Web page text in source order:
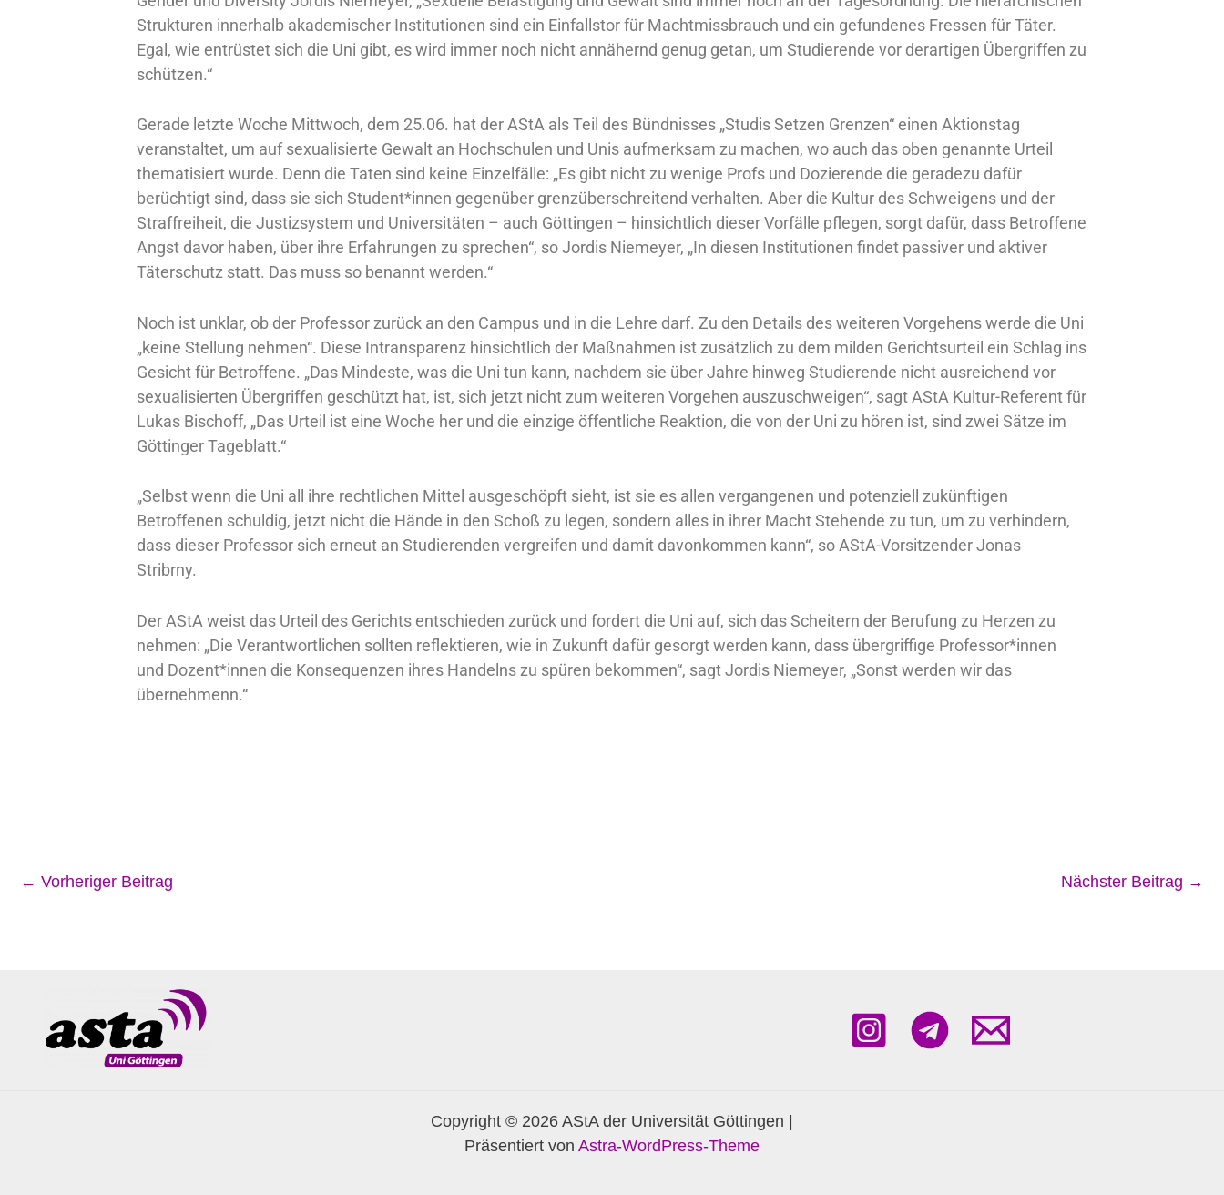
Strukturen innerhalb akademischer Institutionen sind ein Einfallstor für Machtmissbrauch und ein gefundenes Fressen für Täter.
Egal, wie entrüstet sich die Uni gibt, es wird immer noch nicht annähernd genug getan, um Studierende vor derartigen Übergriffen zu
schützen.“
Gerade letzte Woche Mittwoch, dem 25.06. hat der AStA als Teil des Bündnisses „Studis Setzen Grenzen“ einen Aktionstag
veranstaltet, um auf sexualisierte Gewalt an Hochschulen und Unis aufmerksam zu machen, wo auch das oben genannte Urteil
thematisiert wurde. Denn die Taten sind keine Einzelfälle: „Es gibt nicht zu wenige Profs und Dozierende die geradezu dafür
berüchtigt sind, dass sie sich Student*innen gegenüber grenzüberschreitend verhalten. Aber die Kultur des Schweigens und der
Straffreiheit, die Justizsystem und Universitäten – auch Göttingen – hinsichtlich dieser Vorfälle pflegen, sorgt dafür, dass Betroffene
Angst davor haben, über ihre Erfahrungen zu sprechen“, so Jordis Niemeyer, „In diesen Institutionen findet passiver und aktiver
Täterschutz statt. Das muss so benannt werden.“
Noch ist unklar, ob der Professor zurück an den Campus und in die Lehre darf. Zu den Details des weiteren Vorgehens werde die Uni
„keine Stellung nehmen“. Diese Intransparenz hinsichtlich der Maßnahmen ist zusätzlich zu dem milden Gerichtsurteil ein Schlag ins
Gesicht für Betroffene. „Das Mindeste, was die Uni tun kann, nachdem sie über Jahre hinweg Studierende nicht ausreichend vor
sexualisierten Übergriffen geschützt hat, ist, sich jetzt nicht zum weiteren Vorgehen auszuschweigen“, sagt AStA Kultur-Referent für
Lukas Bischoff, „Das Urteil ist eine Woche her und die einzige öffentliche Reaktion, die von der Uni zu hören ist, sind zwei Sätze im
Göttinger Tageblatt.“
„Selbst wenn die Uni all ihre rechtlichen Mittel ausgeschöpft sieht, ist sie es allen vergangenen und potenziell zukünftigen
Betroffenen schuldig, jetzt nicht die Hände in den Schoß zu legen, sondern alles in ihrer Macht Stehende zu tun, um zu verhindern,
dass dieser Professor sich erneut an Studierenden vergreifen und damit davonkommen kann“, so AStA-Vorsitzender Jonas
Stribrny.
Der AStA weist das Urteil des Gerichts entschieden zurück und fordert die Uni auf, sich das Scheitern der Berufung zu Herzen zu
nehmen: „Die Verantwortlichen sollten reflektieren, wie in Zukunft dafür gesorgt werden kann, dass übergriffige Professor*innen
und Dozent*innen die Konsequenzen ihres Handelns zu spüren bekommen“, sagt Jordis Niemeyer, „Sonst werden wir das
übernehmenn.“
← Vorheriger Beitrag Nächster Beitrag →
Copyright © 2026 AStA der Universität Göttingen |
Präsentiert von Astra-WordPress-Theme